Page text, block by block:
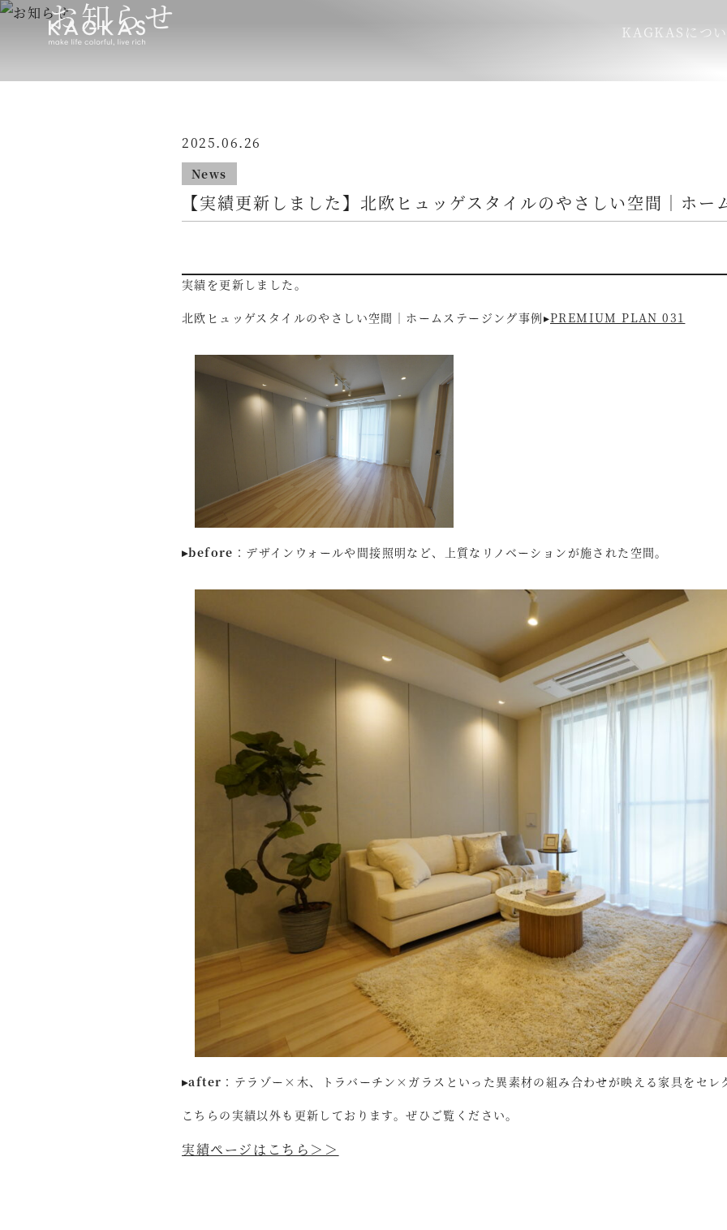
KAGKASにつ
お知らせ
2025.06.26
News
【実績更新しました】北欧ヒュッゲスタイルのやさしい空間｜ホー
実績を更新しました。
北欧ヒュッゲスタイルのやさしい空間｜ホームステージング事例▸PREMIUM PLAN 031
▸before ：デザインウォールや間接照明など、上質なリノベーションが施された空間。
▸after ：テラゾー×木、トラバーチン×ガラスといった異素材の組み合わせが映える家具をセレ
こちらの実績以外も更新しております。ぜひご覧ください。
実績ページはこちら＞＞